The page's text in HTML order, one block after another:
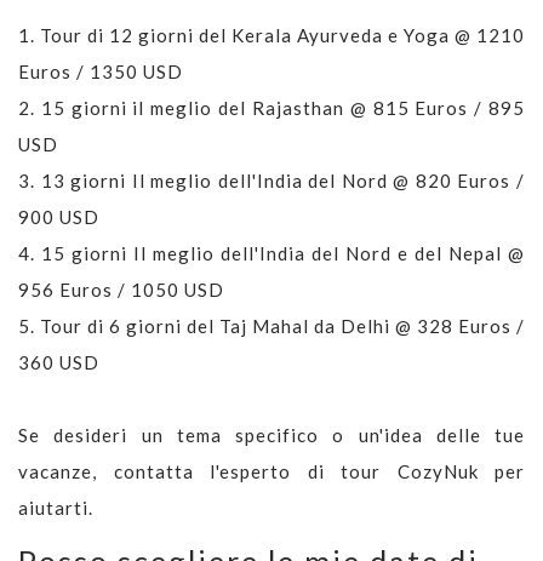
1. Tour di 12 giorni del Kerala Ayurveda e Yoga @ 1210
Euros / 1350 USD
2. 15 giorni il meglio del Rajasthan @ 815 Euros / 895
USD
3. 13 giorni Il meglio dell'India del Nord @ 820 Euros /
900 USD
4. 15 giorni Il meglio dell'India del Nord e del Nepal @
956 Euros / 1050 USD
5. Tour di 6 giorni del Taj Mahal da Delhi @ 328 Euros /
360 USD
Se desideri un tema specifico o un'idea delle tue
vacanze, contatta l'esperto di tour CozyNuk per
aiutarti.